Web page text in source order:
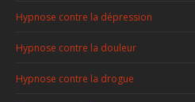
Hypnose contre la dépression
Hypnose contre la douleur
Hypnose contre la drogue